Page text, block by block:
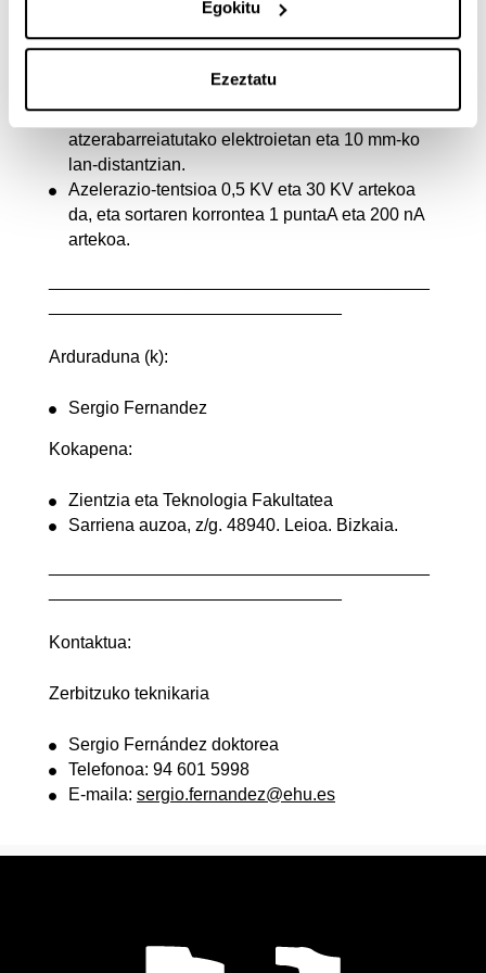
Egokitu
Ezeztatu
Bereizmena 1.000 eta 30 kV bitarteko bigarren
3 nm-ko bereizmena 15 KVra
atzerabarreiatutako elektroietan eta 10 mm-ko
lan-distantzian.
Azelerazio-tentsioa 0,5 KV eta 30 KV artekoa
da, eta sortaren korrontea 1 puntaA eta 200 nA
artekoa.
Arduraduna (k):
Sergio Fernandez
Kokapena:
Zientzia eta Teknologia Fakultatea
Sarriena auzoa, z/g. 48940. Leioa. Bizkaia.
Kontaktua:
Zerbitzuko teknikaria
Sergio Fernández doktorea
Telefonoa: 94 601 5998
E-maila: sergio.fernandez@ehu.es